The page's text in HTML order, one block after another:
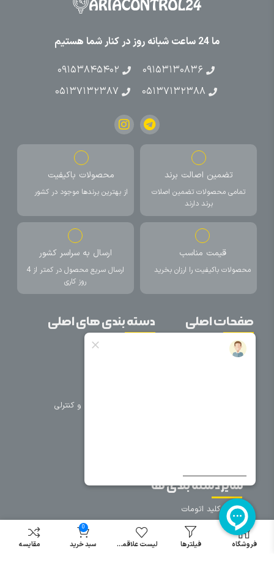
ما 24 ساعت شبانه روز در کنار شما هستیم
۰۹۱۵۳۱۳۰۸۳۶
۰۹۱۵۳۸۴۵۴۰۲
۰۵۱۳۷۱۳۲۳۸۸
۰۵۱۳۷۱۳۲۳۸۷
تضمین اصالت برند
تمامی محصولات تضمین اصلات
برند دارند
محصولات باکیفیت
از بهترین برندها موجود در کشور
قیمت مناسب
محصولات باکیفیت را ارزان بخرید
ارسال به سراسر کشور
ارسال سریع محصول در کمتر از 4
روز کاری
صفحات اصلی
خانه
دسته بندی های اصلی
تجهیزات حفاظتی و کنترلی
سایر دسته بندی ها
خرید کلید اتومات
خرید کنتاکتور
خرید فیوز
فروشگاه فیلترها لیست علاقمندی
0
سبد خرید مقایسه